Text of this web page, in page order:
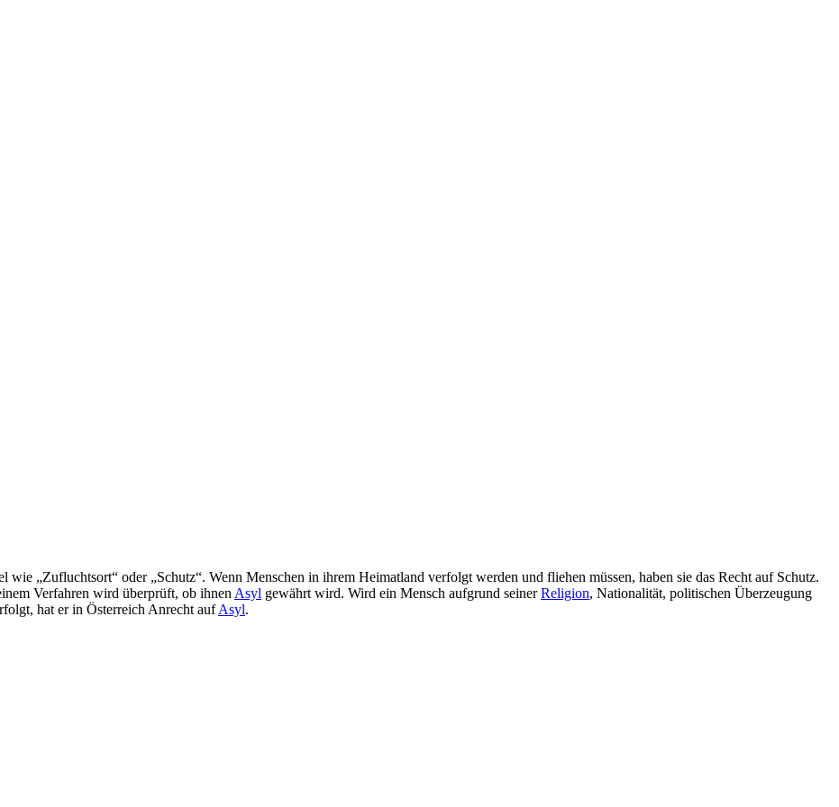
wie „Zufluchtsort“ oder „Schutz“. Wenn Menschen in ihrem Heimatland verfolgt werden und fliehen müssen, haben sie das Recht auf Schutz.
Verfahren wird überprüft, ob ihnen Asyl gewährt wird. Wird ein Mensch aufgrund seinerReligion, Nationalität, politischen Überzeugung
hat er in Österreich Anrecht aufAsyl.